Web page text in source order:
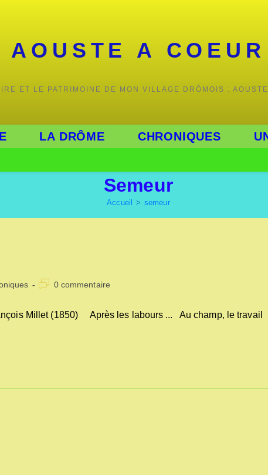
AOUSTE A COEUR
ET LE PATRIMOINE DE MON VILLAGE DRÔMOIS :
LA DRÔME CHRONIQUES
Semeur
Accueil > semeur
Commentaires
publication :
0 commentaire
Millet (1850) Après les labours ... Au champ, le travail